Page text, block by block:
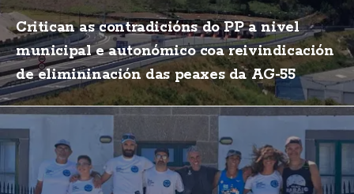
Critican as contradicións do PP a nivel
municipal e autonómico coa reivindicación
de elimininación das peaxes da AG-55